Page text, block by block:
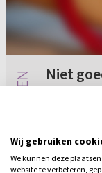
Niet
omdat ik
niet altijd
doen om
Wij gebruiken
We kunnen deze
website te verbeteren,